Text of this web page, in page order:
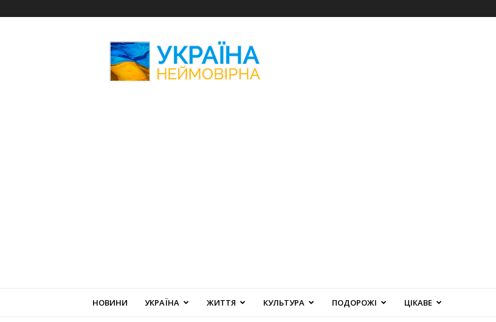
Неймовірна
НОВИНИ УКРАЇНА ЖИТТЯ КУЛЬТУРА ПОДОРОЖІ ЦІКАВЕ